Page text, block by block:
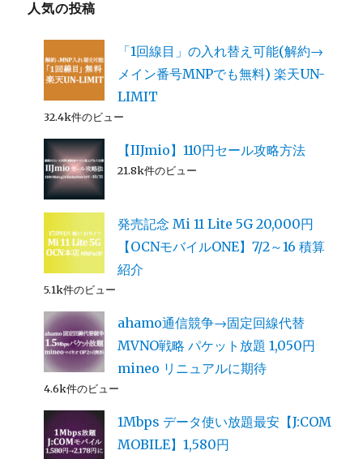
人気の投稿
「1回線目」の入れ替え可能(解約→
メイン番号MNPでも無料) 楽天UN-
LIMIT
32.4k件のビュー
【IIJmio】110円セール攻略方法
21.8k件のビュー
発売記念 Mi 11 Lite 5G 20,000円
【OCNモバイルONE】7/2～16 積算
紹介
5.1k件のビュー
ahamo通信競争→固定回線代替
MVNO戦略 パケット放題 1,050円
mineo リニュアルに期待
4.6k件のビュー
1Mbps データ使い放題最安【J:COM
MOBILE】1,580円